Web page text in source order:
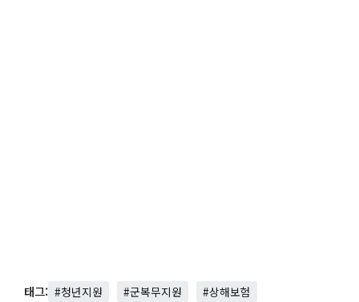
태그: #청년지원 #군복무지원 #상해보험